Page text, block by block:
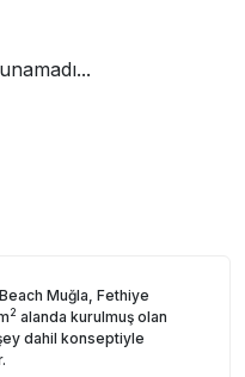
Muğla, Fethiye
2 alanda kurulmuş olan
dahil konseptiyle